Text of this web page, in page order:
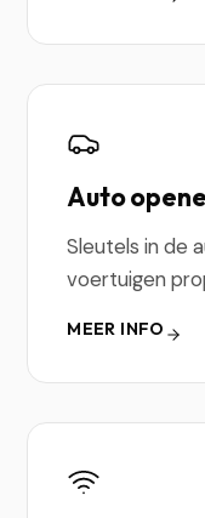
Auto
Sleutels in de
voertuigen
MEER INFO